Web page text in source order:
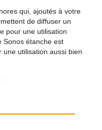
qui, ajoutés à votre
de diffuser un
pour une utilisation
Sonos étanche est
utilisation aussi bien